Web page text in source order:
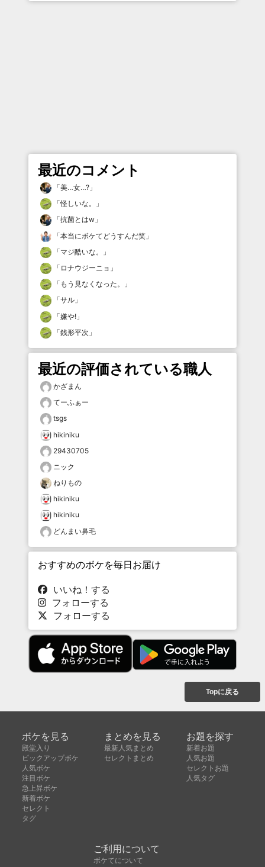
最近のコメント
「美…女…? 」
「怪しいな。
」
「抗菌とはw 」
「本当にボケてどうすんだ笑 」
「マジ酷いな。
」
「 ロナウジーニョ 」
「 もう見なくなった。
」
「サル 」
「嫌や! 」
「銭形平次 」
最近の評価されている職人
かざまん
てーふぁー
tsgs
hikiniku
29430705
ニック
ねりもの
hikiniku
hikiniku
どんまい鼻毛
おすすめのボケを毎日お届け
いいね！する
フォローする
フォローする
Topに戻る
ボケを見る
殿堂入り
ピックアップボケ
人気ボケ
注目ボケ
急上昇ボケ
新着ボケ
セレクト
タグ
まとめを見る
最新人気まとめ
セレクトまとめ
お題を探す
新着お題
人気お題
セレクトお題
人気タグ
ご利用について
ボケてについて